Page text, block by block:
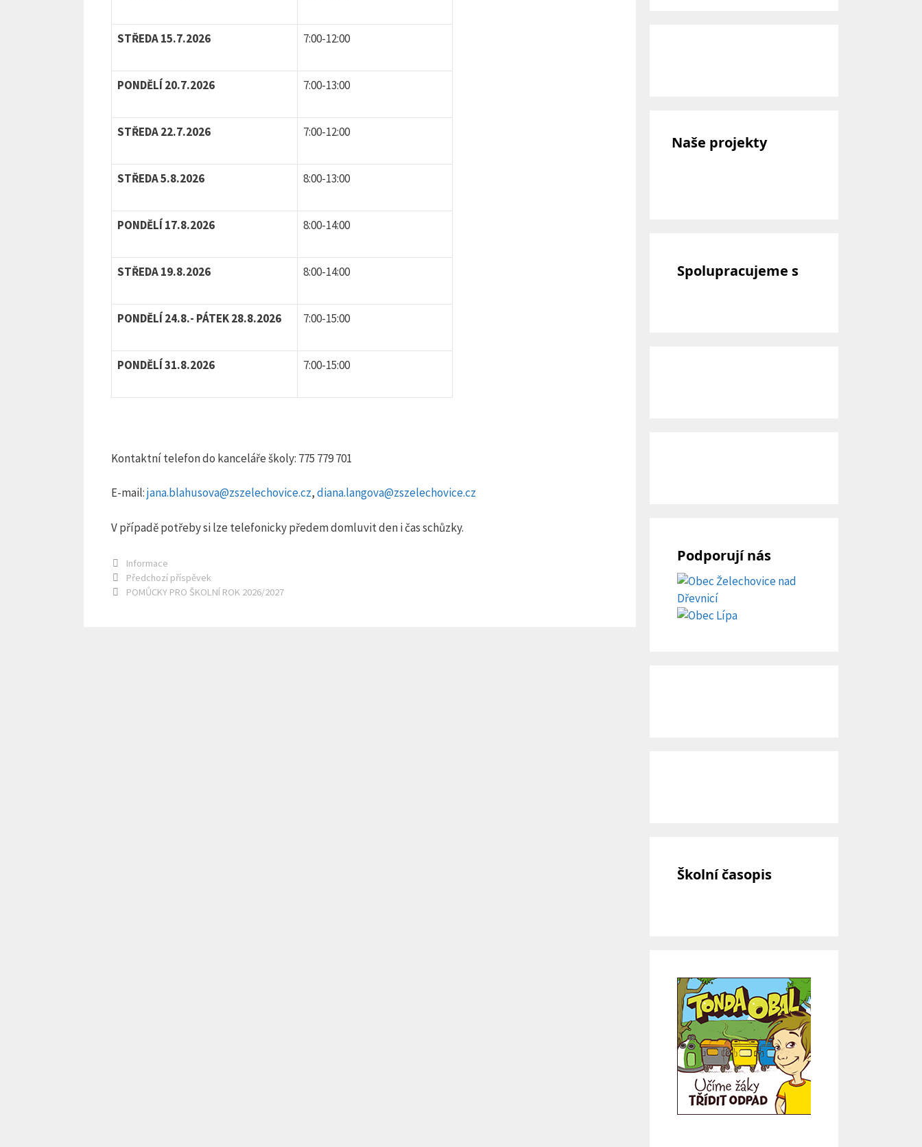
STŘEDA 15.7.2026 7:00-12:00
PONDĚLÍ 20.7.2026 7:00-13:00
STŘEDA 22.7.2026 7:00-12:00
STŘEDA 5.8.2026 8:00-13:00
PONDĚLÍ 17.8.2026 8:00-14:00
STŘEDA 19.8.2026 8:00-14:00
PONDĚLÍ 24.8.- PÁTEK 28.8.2026 7:00-15:00
PONDĚLÍ 31.8.2026 7:00-15:00
Kontaktní telefon do kanceláře školy: 775 779 701
E-mail:jana.blahusova@zszelechovice.cz,diana.langova@zszelechovice.cz
V případě potřeby si lze telefonicky předem domluvit den i čas schůzky.
Rubriky
Informace
Předchozí příspěvek
POMŮCKY PRO ŠKOLNÍ ROK 2026/2027
Naše projekty
Spolupracujeme s
Podporují nás
Školní časopis